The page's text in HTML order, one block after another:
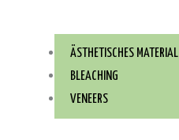
ÄSTHETISCHES MATERIAL
BLEACHING
VENEERS